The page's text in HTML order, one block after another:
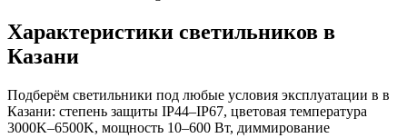
Характеристики светильников в
Казани
Подберём светильники под любые условия эксплуатации в в
Казани: степень защиты IP44–IP67, цветовая температура
3000K–6500K, мощность 10–600 Вт, диммирование